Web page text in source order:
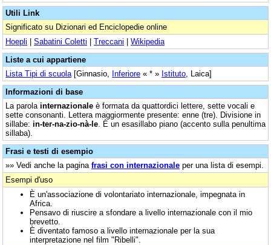
Utili Link
Significato su Dizionari ed Enciclopedie online
Hoepli | Sabatini Coletti | Treccani | Wikipedia
Liste a cui appartiene
Lista Tipi di scuola [Ginnasio, Inferiore « * » Istituto , Laica]
Informazioni di base
La parola internazionale è formata da quattordici lettere, sette vocali e
sette consonanti. Lettera maggiormente presente: enne (tre). Divisione in
sillabe: in-ter-na-zio-nà-le . È un esasillabo piano (accento sulla penultima
sillaba).
Frasi e testi di esempio
»» Vedi anche la pagina frasi con internazionale per una lista di esempi.
Esempi d'uso
È un'associazione di volontariato internazionale, impegnata in
Africa.
Pensavo di riuscire a sfondare a livello internazionale con il mio
brevetto.
È diventato famoso a livello internazionale per la sua
interpretazione nel film "Ribelli".